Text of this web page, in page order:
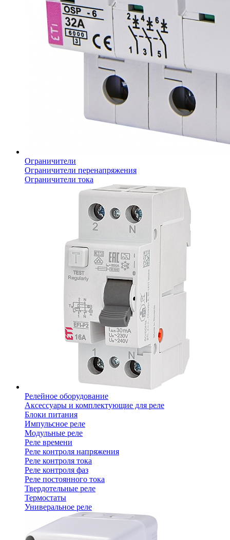
Ограничители
Ограничители перенапряжения
Ограничители тока
Релейное оборудование
Аксессуары и комплектующие для реле
Блоки питания
Импульсное реле
Модульные реле
Реле времени
Реле контроля напряжения
Реле контроля тока
Реле контроля фаз
Реле постоянного тока
Твердотельные реле
Термостаты
Универальное реле